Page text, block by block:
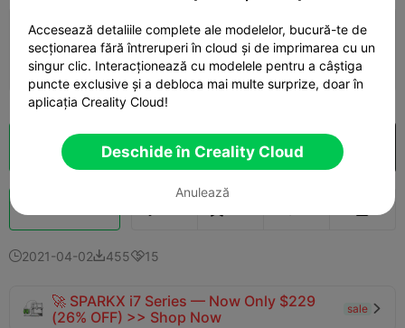
 Adaugă configurația de imprimare
Câștigă mai multe puncte
Secționare Cloud Deschide în Creality Cloud
2021-04-0245515
🚀 SPARKX i7 Series — Now Only $229
(26% OFF) >> Shop Now
sale 
Accesează detaliile complete ale modelelor, bucură-te de
secționarea fără întreruperi în cloud și de imprimarea cu un
singur clic. Interacționează cu modelele pentru a câștiga
puncte exclusive și a debloca mai multe surprize, doar în
aplicația Creality Cloud!
Deschide în Creality Cloud
Anulează